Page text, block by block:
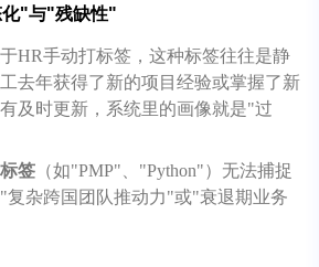
化"与"残缺性"
HR手动打标签，这种标签往往是静
去年获得了新的项目经验或掌握了新
及时更新，系统里的画像就是"过
签 （如"PMP"、"Python"）无法捕捉
复杂跨国团队推动力"或"衰退期业务